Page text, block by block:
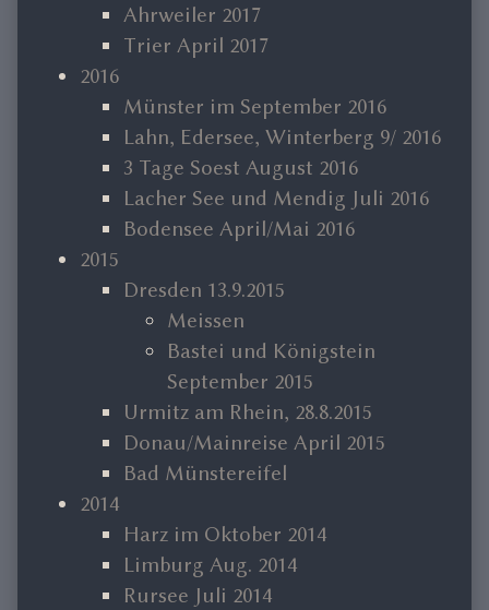
Ahrweiler 2017
Trier April 2017
2016
Münster im September 2016
Lahn, Edersee, Winterberg 9/ 2016
3 Tage Soest August 2016
Lacher See und Mendig Juli 2016
Bodensee April/Mai 2016
2015
Dresden 13.9.2015
Meissen
Bastei und Königstein
September 2015
Urmitz am Rhein, 28.8.2015
Donau/Mainreise April 2015
Bad Münstereifel
2014
Harz im Oktober 2014
Limburg Aug. 2014
Rursee Juli 2014